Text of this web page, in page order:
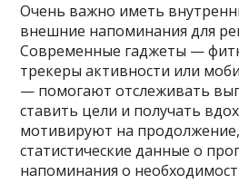
Очень важно иметь
внешние напоминания для
Современные гаджеты —
трекеры активности или
— помогают отслеживать
ставить цели и получать
мотивируют на
статистические данные о
напоминания о